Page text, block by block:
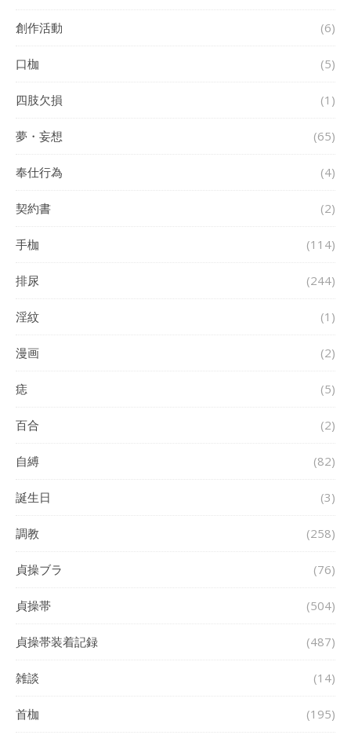
創作活動 (6)
口枷 (5)
四肢欠損 (1)
夢・妄想 (65)
奉仕行為 (4)
契約書 (2)
手枷 (114)
排尿 (244)
淫紋 (1)
漫画 (2)
痣 (5)
百合 (2)
自縛 (82)
誕生日 (3)
調教 (258)
貞操ブラ (76)
貞操帯 (504)
貞操帯装着記録 (487)
雑談 (14)
首枷 (195)